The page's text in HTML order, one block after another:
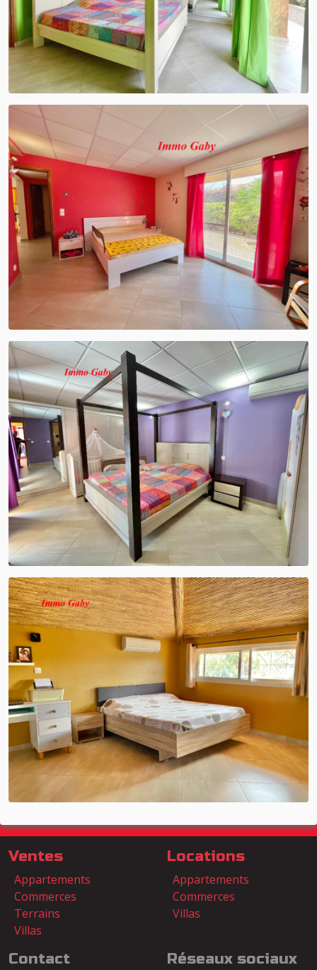
Ventes
Appartements
Commerces
Terrains
Villas
Locations
Appartements
Commerces
Villas
Contact Réseaux sociaux